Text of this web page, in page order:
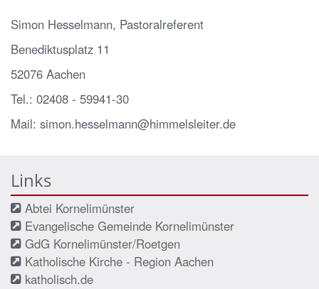
Simon Hesselmann, Pastoralreferent
Benediktusplatz 11
52076 Aachen
Tel.: 02408 - 59941-30
Mail: simon.hesselmann@himmelsleiter.de
Links
Abtei Kornelimünster
Evangelische Gemeinde Kornelimünster
GdG Kornelimünster/Roetgen
Katholische Kirche - Region Aachen
katholisch.de